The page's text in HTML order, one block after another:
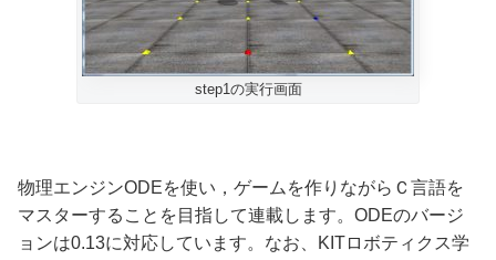
step1の実行画面
物理エンジンODEを使い，ゲームを作りながらＣ言語を
マスターすることを目指して連載します。ODEのバージ
ョンは0.13に対応しています。なお、KITロボティクス学